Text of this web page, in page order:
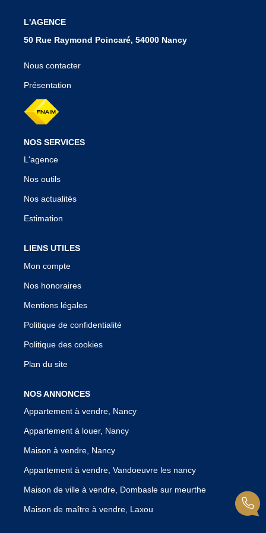
devenir votre nouveau chez-vous : 03.83.53.93.43 Une
informations sur les risques auxquels ce bien est exposé
www.georisques.gouv.fr
L'AGENCE
50 Rue Raymond Poincaré, 54000 Nancy
Nous contacter
Présentation
NOS SERVICES
L'agence
Nos outils
Nos actualités
Estimation
LIENS UTILES
Mon compte
Nos honoraires
Mentions légales
Politique de confidentialité
Politique des cookies
Plan du site
NOS ANNONCES
Appartement à vendre, Nancy
Appartement à louer, Nancy
Maison à vendre, Nancy
Appartement à vendre, Vandoeuvre les nancy
Maison de ville à vendre, Dombasle sur meurthe
Maison de maître à vendre, Laxou